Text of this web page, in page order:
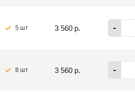
5 шт 3 560 р. -
8 шт 3 560 р. -